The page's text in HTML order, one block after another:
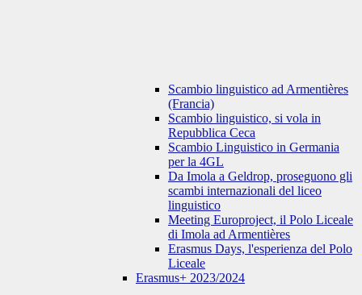
Scambio linguistico ad Armentières
(Francia)
Scambio linguistico, si vola in
Repubblica Ceca
Scambio Linguistico in Germania
per la 4GL
Da Imola a Geldrop, proseguono gli
scambi internazionali del liceo
linguistico
Meeting Europroject, il Polo Liceale
di Imola ad Armentières
Erasmus Days, l'esperienza del Polo
Liceale
Erasmus+ 2023/2024